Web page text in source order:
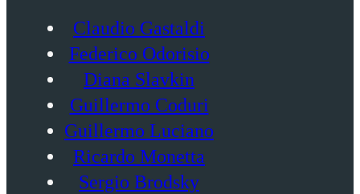
Claudio Gastaldi
Federico Odorisio
Diana Slavkin
Guillermo Coduri
Guillermo Luciano
Ricardo Monetta
Sergio Brodsky